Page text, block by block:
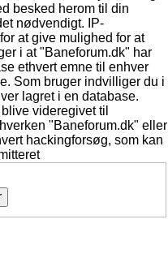
besked herom til din
nødvendigt. IP-
at give mulighed for at
i at "Baneforum.dk" har
ethvert emne til enhver
Som bruger indvilliger du i
lagret i en database.
videregivet til
"Baneforum.dk" eller
hackingforsøg, som kan